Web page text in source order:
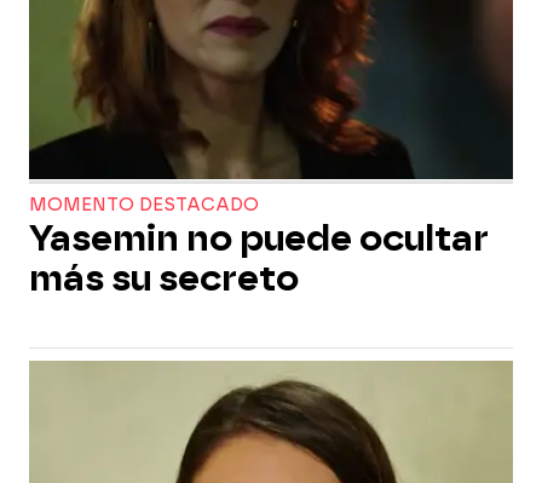
MOMENTO DESTACADO
Yasemin no puede ocultar
más su secreto